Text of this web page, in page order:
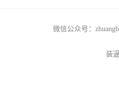
微信公众号：
装